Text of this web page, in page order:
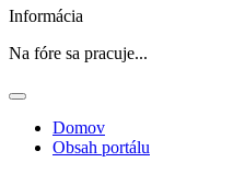
Informácia
Na fóre sa pracuje...
Domov
Obsah portálu